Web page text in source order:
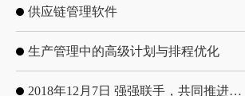
供应链管理软件
生产管理中的高级计划与排程优化
2018年12月7日 强强联手，共同推进电子器件领域APS应用典范 风华高科生产自动化工业互联网应用项目-APS项目启动会